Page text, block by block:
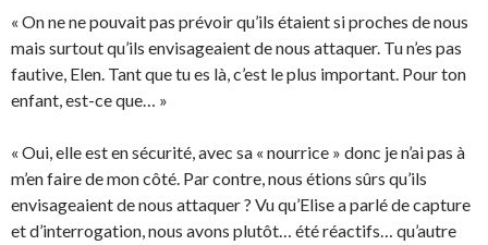
« On ne ne pouvait pas prévoir qu’ils étaient si proches de nous
mais surtout qu’ils envisageaient de nous attaquer. Tu n’es pas
fautive, Elen. Tant que tu es là, c’est le plus important. Pour ton
enfant, est-ce que… »
« Oui, elle est en sécurité, avec sa « nourrice » donc je n’ai pas à
m’en faire de mon côté. Par contre, nous étions sûrs qu’ils
envisageaient de nous attaquer ? Vu qu’Elise a parlé de capture
et d’interrogation, nous avons plutôt… été réactifs… qu’autre